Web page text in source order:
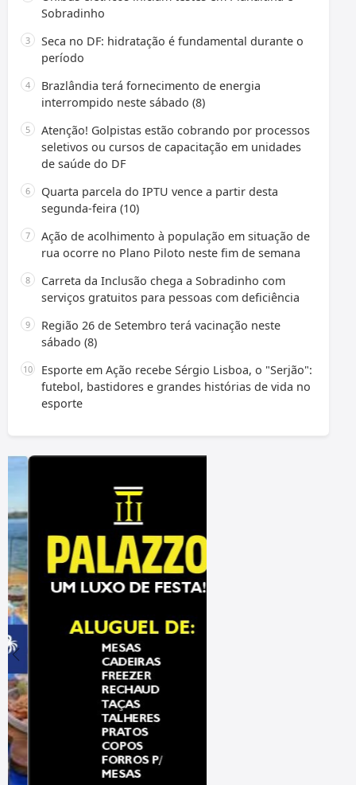
Sobradinho
Seca no DF: hidratação é fundamental durante o
período
Brazlândia terá fornecimento de energia
interrompido neste sábado (8)
Atenção! Golpistas estão cobrando por processos
seletivos ou cursos de capacitação em unidades
de saúde do DF
Quarta parcela do IPTU vence a partir desta
segunda-feira (10)
Ação de acolhimento à população em situação de
rua ocorre no Plano Piloto neste fim de semana
Carreta da Inclusão chega a Sobradinho com
serviços gratuitos para pessoas com deficiência
Região 26 de Setembro terá vacinação neste
sábado (8)
Esporte em Ação recebe Sérgio Lisboa, o "Serjão":
futebol, bastidores e grandes histórias de vida no
esporte